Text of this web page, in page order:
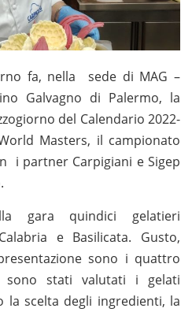
fa, nella sede di MAG –
Galvagno di Palermo, la
del Calendario 2022-
Masters, il campionato
i partner Carpigiani e Sigep
gara quindici gelatieri
e Basilicata. Gusto,
sono i quattro
stati valutati i gelati
la scelta degli ingredienti, la